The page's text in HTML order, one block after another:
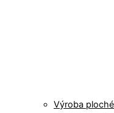
Výroba